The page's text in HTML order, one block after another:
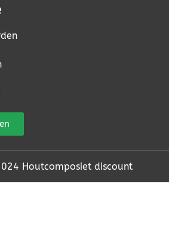
Houtcomposiet discount